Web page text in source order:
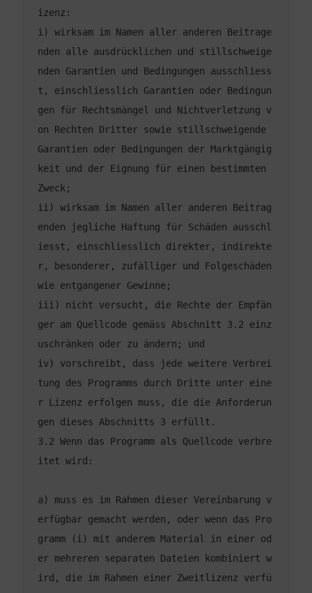
i) wirksam im Namen aller anderen Beitrage
nden alle ausdrücklichen und stillschweige
nden Garantien und Bedingungen ausschliess
t, einschliesslich Garantien oder Bedingun
gen für Rechtsmängel und Nichtverletzung v
on Rechten Dritter sowie stillschweigende
Garantien oder Bedingungen der Marktgängig
keit und der Eignung für einen bestimmten
ii) wirksam im Namen aller anderen Beitrag
enden jegliche Haftung für Schäden ausschl
iesst, einschliesslich direkter, indirekte
r, besonderer, zufälliger und Folgeschäden
iii) nicht versucht, die Rechte der Empfän
ger am Quellcode gemäss Abschnitt 3.2 einz
iv) vorschreibt, dass jede weitere Verbrei
tung des Programms durch Dritte unter eine
r Lizenz erfolgen muss, die die Anforderun
3.2 Wenn das Programm als Quellcode verbre
a) muss es im Rahmen dieser Vereinbarung v
erfügbar gemacht werden, oder wenn das Pro
gramm (i) mit anderem Material in einer od
er mehreren separaten Dateien kombiniert w
ird, die im Rahmen einer Zweitlizenz verfü